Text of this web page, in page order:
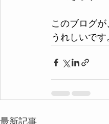
このブログ
うれしいで